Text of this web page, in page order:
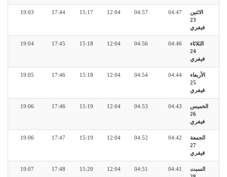
الاثنين
23
فيفري
04:47
04:57
12:04
15:17
17:44
19:03
الثلاثاء
24
فيفري
04:46
04:56
12:04
15:18
17:45
19:04
الأربعاء
25
فيفري
04:44
04:54
12:04
15:18
17:46
19:05
الخميس
26
فيفري
04:43
04:53
12:04
15:19
17:46
19:06
الجمعة
27
فيفري
04:42
04:52
12:04
15:19
17:47
19:06
السبت
04:41
04:51
12:04
15:20
17:48
19:07